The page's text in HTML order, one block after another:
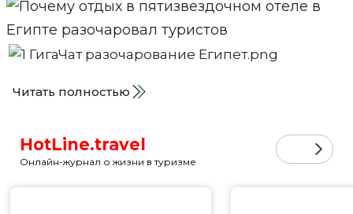
Читать полностью
HotLine.travel
Онлайн-журнал о жизни в туризме